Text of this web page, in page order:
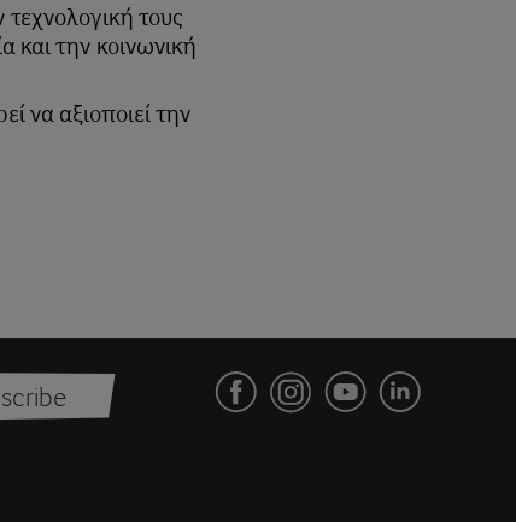
τους
την κοινωνική
να αξιοποιεί την